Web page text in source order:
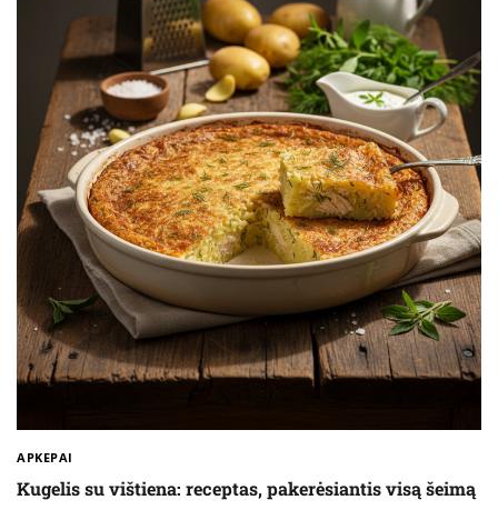
APKEPAI
Kugelis su vištiena: receptas, pakerėsiantis visą šeimą